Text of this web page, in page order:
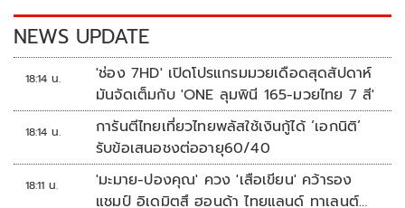
k k
NEWS UPDATE
18:14 น.
'ช่อง 7HD' เปิดโปรแกรมมวยเดือดสุดสัปดาห์
มันจัดเต็มกับ 'ONE ลุมพินี 165-มวยไทย 7 สี'
18:14 น.
การันตีไทยเที่ยวไทยพลัสใช้เงินกู้ได้ ‘เอกนิติ’
รับข้อเสนอชงต่ออายุ60/40
18:11 น.
'มะมาย-ปองคุณ' ควง 'เสือเขียน' คว้ารอง
แชมป์ อิเดมิตสึ ฮอนด้า ไทยแลนด์ ทาเลนต์